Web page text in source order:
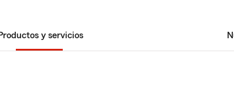
Productos y servicios